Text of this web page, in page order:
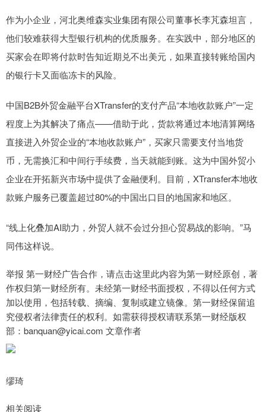
作为小企业，河北奥维森实业集团有限公司董事长李芃森坦言，
他们较难获得大型银行机构的优质服务。在实践中，部分地区的
买家会在即将付款时告知近期兑不出美元，如果直接转账给国内
的银行卡又面临冻卡的风险。
中国B2B外贸金融平台XTransfer的支付产品“本地收款账户”一定
程度上为其解决了痛点——借助于此，货款将通过本地清算网络
直接进入外贸企业的“本地收款账户”，买家只需要支付当地货
币，无需换汇和中间行手续费，当天就能到账。这为中国外贸小
企业在开拓新兴市场中提供了金融便利。目前，XTransfer本地收
款账户服务已覆盖超过80%的中国出口目的地国家和地区。
“线上化叠加AI助力，外贸人就不会过分担心贸易战的影响。”马
同伟这样说。
举报 第一财经广告合作，请点击这里此内容为第一财经原创，著
作权归第一财经所有。未经第一财经书面授权，不得以任何方式
加以使用，包括转载、摘编、复制或建立镜像。第一财经保留追
究侵权者法律责任的权利。如需获得授权请联系第一财经版权
部：banquan@yicai.com 文章作者
缪琦
相关阅读